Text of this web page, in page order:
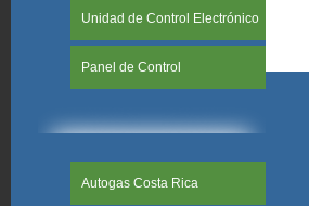
Unidad de Control Electrónico
Panel de Control
Autogas Costa Rica